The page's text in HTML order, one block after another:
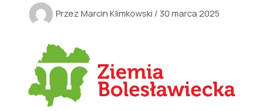
Przez Marcin Klimkowski / 30 marca 2025